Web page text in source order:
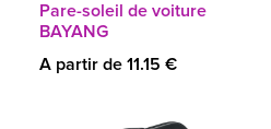
Pare-soleil de voiture
BAYANG
A partir de 11.15 €